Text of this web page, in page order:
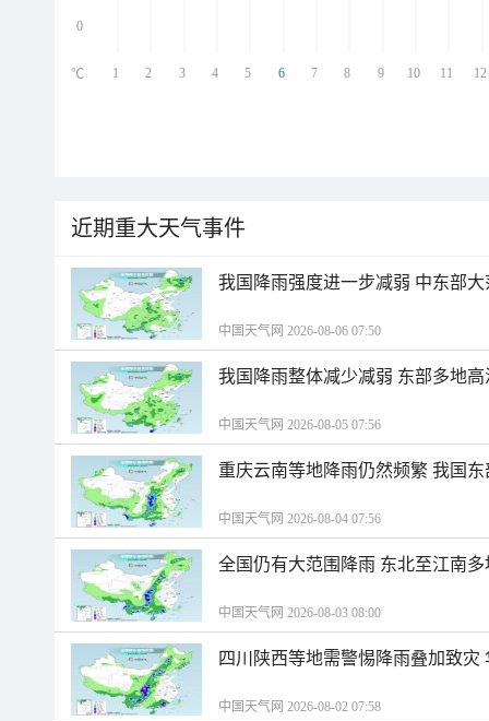
0
1 2 3 4 5 6 7 8 9 10 11 12
℃
近期重大天气事件
我国降雨强度进一步减弱 中东部
中国天气网 2026-08-06 07:50
我国降雨整体减少减弱 东部多地
中国天气网 2026-08-05 07:56
重庆云南等地降雨仍然频繁 我国
中国天气网 2026-08-04 07:56
全国仍有大范围降雨 东北至江南
中国天气网 2026-08-03 08:00
四川陕西等地需警惕降雨叠加致
中国天气网 2026-08-02 07:58